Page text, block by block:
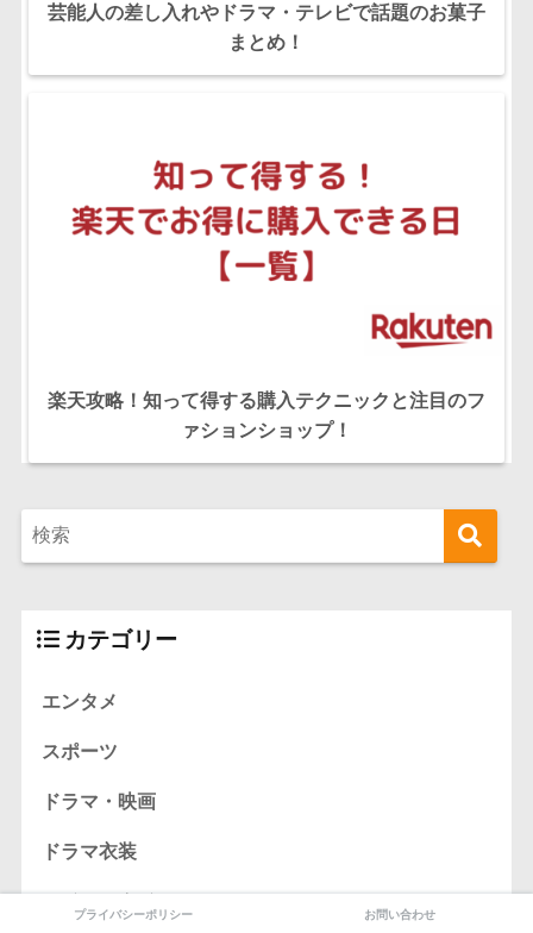
芸能人の差し入れやドラマ・テレビで話題のお菓子
まとめ！
楽天攻略！知って得する購入テクニックと注目のフ
ァションショップ！
カテゴリー
エンタメ
スポーツ
ドラマ・映画
ドラマ衣装
プライバシーポリシー お問い合わせ